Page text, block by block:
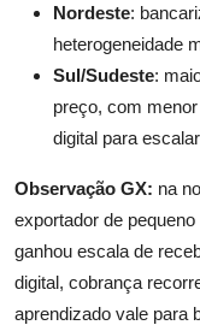
Nordeste:
heterogeneidade
Sul/Sudeste:
preço, com
digital para
Observação GX: na
exportador de
ganhou escala de
digital, cobrança
aprendizado vale para